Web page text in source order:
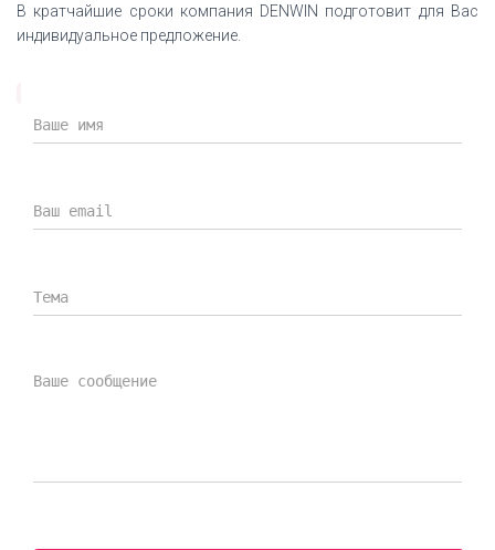
В кратчайшие сроки компания DENWIN подготовит для Вас
индивидуальное предложение.